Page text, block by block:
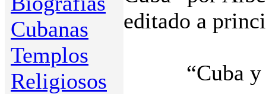
Cubanas
Templos
Religiosos
editado a
“Cuba